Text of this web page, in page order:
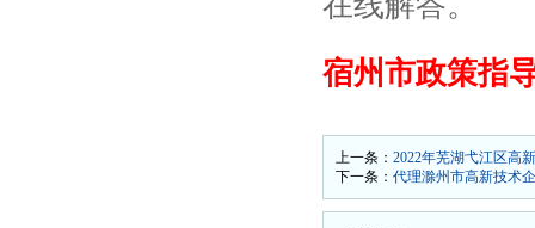
宿州市政策指
上一条： 2022年芜湖弋江区高
下一条： 代理滁州市高新技术